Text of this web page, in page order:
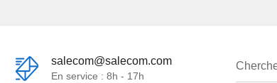
salecom@salecom.com
En service : 8h - 17h